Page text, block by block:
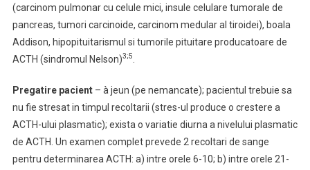
(carcinom pulmonar cu celule mici, insule celulare tumorale de
pancreas, tumori carcinoide, carcinom medular al tiroidei), boala
Addison, hipopituitarismul si tumorile pituitare producatoare de
ACTH (sindromul Nelson)3;5
Pregatire pacient – à jeun (pe nemancate); pacientul trebuie sa
nu fie stresat in timpul recoltarii (stres-ul produce o crestere a
ACTH-ului plasmatic); exista o variatie diurna a nivelului plasmatic
de ACTH. Un examen complet prevede 2 recoltari de sange
pentru determinarea ACTH: a) intre orele 6-10; b) intre orele 21-